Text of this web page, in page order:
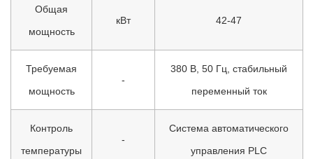
Общая
мощность
кВт 42-47
Требуемая
мощность
-
380 В, 50 Гц, стабильный
переменный ток
Контроль
температуры
-
Система автоматического
управления PLC